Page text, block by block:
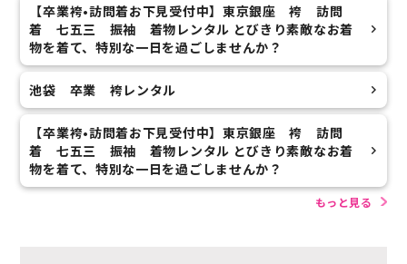
【卒業袴•訪問着お下見受付中】東京銀座 袴 訪問
着 七五三 振袖 着物レンタル とびきり素敵なお着
物を着て、特別な一日を過ごしませんか？
池袋 卒業 袴レンタル
【卒業袴•訪問着お下見受付中】東京銀座 袴 訪問
着 七五三 振袖 着物レンタル とびきり素敵なお着
物を着て、特別な一日を過ごしませんか？
もっと見る